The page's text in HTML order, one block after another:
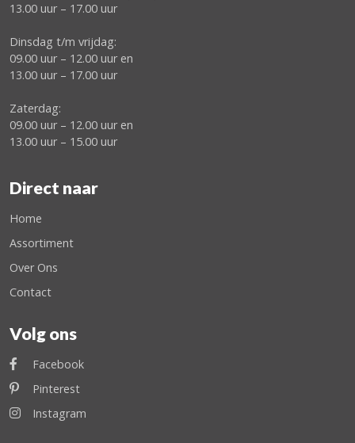
13.00 uur – 17.00 uur
Dinsdag t/m vrijdag:
09.00 uur – 12.00 uur en
13.00 uur – 17.00 uur
Zaterdag:
09.00 uur – 12.00 uur en
13.00 uur – 15.00 uur
Direct naar
Home
Assortiment
Over Ons
Contact
Volg ons
Facebook
Pinterest
Instagram